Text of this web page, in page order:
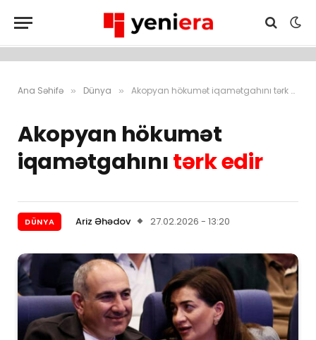
Ana Səhifə » Dünya » Akopyan hökumət iqamətgahını tərk edir
Akopyan hökumət
iqamətgahınıtərk edir
DÜNYA Ariz Əhədov 27.02.2026 - 13:20